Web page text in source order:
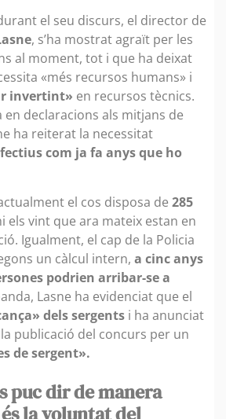
el seu discurs, el director de
, s’ha mostrat agraït per les
al moment, tot i que ha deixat
«més recursos humans» i
invertint» en recursos tècnics.
en declaracions als mitjans de
ha reiterat la necessitat
com ja fa anys que ho
el cos disposa de 285
els vint que ara mateix estan en
Igualment, el cap de la Policia
un càlcul intern, a cinc anys
podrien arribar-se a
Lasne ha evidenciat que el
dels sergents i ha anunciat
publicació del concurs per un
de sergent».
puc dir de manera
la voluntat del